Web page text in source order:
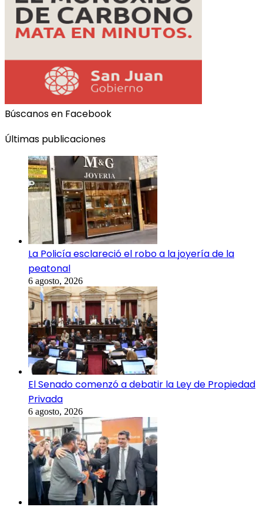
Búscanos en Facebook
Últimas publicaciones
La Policía esclareció el robo a la joyería de la
peatonal
6 agosto, 2026
El Senado comenzó a debatir la Ley de Propiedad
Privada
6 agosto, 2026